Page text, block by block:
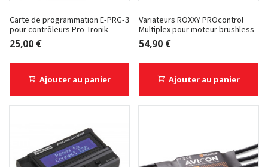
Carte de programmation E-PRG-3
pour contrôleurs Pro-Tronik
25,00 €
Ajouter au panier
Variateurs ROXXY PROcontrol
Multiplex pour moteur brushless
54,90 €
Ajouter au panier